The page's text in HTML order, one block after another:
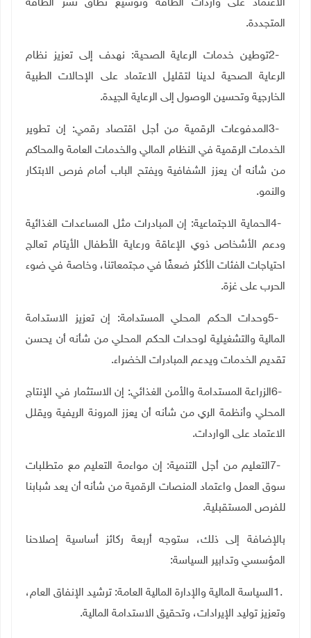
الاعتماد على واردات الطاقة وتوسيع نطاق نشر الطاقة
المتجددة.
2-توطين خدمات الرعاية الصحية: نهدف إلى تعزيز نظام
الرعاية الصحية لدينا لتقليل الاعتماد على الإحالات الطبية
الخارجية وتحسين الوصول إلى الرعاية الجيدة.
3-المدفوعات الرقمية من أجل اقتصاد رقمي: إن تطوير
الخدمات الرقمية في النظام المالي والخدمات العامة والمحاكم
من شأنه أن يعزز الشفافية ويفتح الباب أمام فرص الابتكار
والنمو.
4-الحماية الاجتماعية: إن المبادرات مثل المساعدات الغذائية
ودعم الأشخاص ذوي الإعاقة ورعاية الأطفال الأيتام تعالج
احتياجات الفئات الأكثر ضعفًا في مجتمعاتنا، وخاصة في ضوء
الحرب على غزة.
5-وحدات الحكم المحلي المستدامة: إن تعزيز الاستدامة
المالية والتشغيلية لوحدات الحكم المحلي من شأنه أن يحسن
تقديم الخدمات ويدعم المبادرات الخضراء.
6-الزراعة المستدامة والأمن الغذائي: إن الاستثمار في الإنتاج
المحلي وأنظمة الري من شأنه أن يعزز المرونة الريفية ويقلل
الاعتماد على الواردات.
7-التعليم من أجل التنمية: إن مواءمة التعليم مع متطلبات
سوق العمل واعتماد المنصات الرقمية من شأنه أن يعد شبابنا
للفرص المستقبلية.
بالإضافة إلى ذلك، ستوجه أربعة ركائز أساسية إصلاحنا
المؤسسي وتدابير السياسة:
1.السياسة المالية والإدارة المالية العامة: ترشيد الإنفاق العام،
وتعزيز توليد الإيرادات، وتحقيق الاستدامة المالية.